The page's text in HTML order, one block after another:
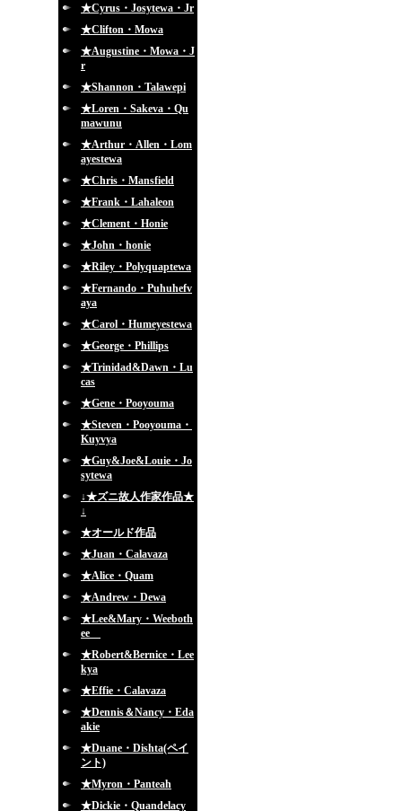
★Cyrus・Josytewa・Jr
★Clifton・Mowa
★Augustine・Mowa・J
r
★Shannon・Talawepi
★Loren・Sakeva・Qu
mawunu
★Arthur・Allen・Lom
ayestewa
★Chris・Mansfield
★Frank・Lahaleon
★Clement・Honie
★John・honie
★Riley・Polyquaptewa
★Fernando・Puhuhefv
aya
★Carol・Humeyestewa
★George・Phillips
★Trinidad&Dawn・Lu
cas
★Gene・Pooyouma
★Steven・Pooyouma・
Kuyvya
★Guy&Joe&Louie・Jo
sytewa
↓★ズニ故人作家作品★
↓
★オールド作品
★Juan・Calavaza
★Alice・Quam
★Andrew・Dewa
★Lee&Mary・Weeboth
ee
★Robert&Bernice・Lee
kya
★Effie・Calavaza
★Dennis＆Nancy・Eda
akie
★Duane・Dishta(ペイ
ント)
★Myron・Panteah
★Dickie・Quandelacy